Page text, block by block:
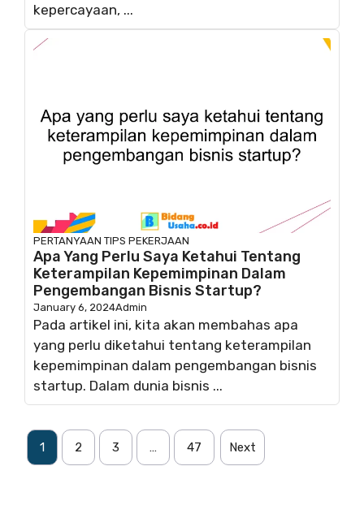
kepercayaan, ...
PERTANYAAN TIPS PEKERJAAN
Apa Yang Perlu Saya Ketahui Tentang
Keterampilan Kepemimpinan Dalam
Pengembangan Bisnis Startup?
January 6, 2024Admin
Pada artikel ini, kita akan membahas apa
yang perlu diketahui tentang keterampilan
kepemimpinan dalam pengembangan bisnis
startup. Dalam dunia bisnis ...
1 2 3 … 47 Next